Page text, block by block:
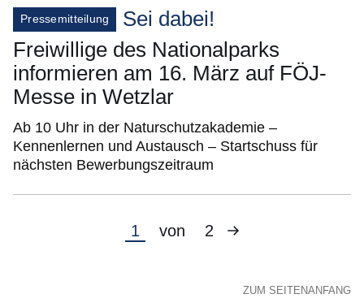
Pressemitteilung
Sei dabei!
Freiwillige des Nationalparks
informieren am 16. März auf FÖJ-
Messe in Wetzlar
Ab 10 Uhr in der Naturschutzakademie –
Kennenlernen und Austausch – Startschuss für
nächsten Bewerbungszeitraum
Aktuelle
1 von 2
Nächste
ZUM SEITENANFANG